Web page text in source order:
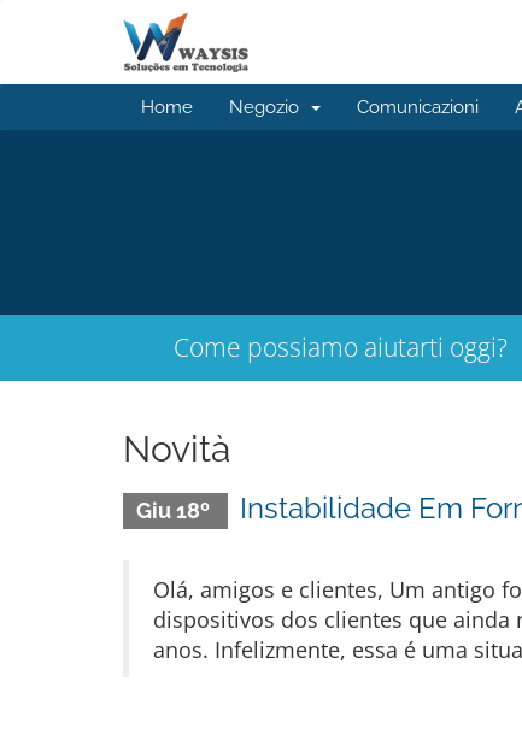
Home Negozio Comunicazioni
Come possiamo aiutarti oggi?
Novità
Giu 18º Instabilidade Em
Olá, amigos e clientes, Um antigo
dispositivos dos clientes que
anos. Infelizmente, essa é uma